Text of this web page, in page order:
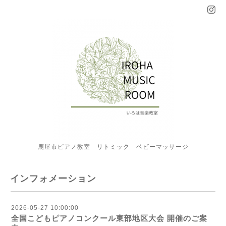
鹿屋市ピアノ教室 リトミック ベビーマッサージ
インフォメーション
2026-05-27 10:00:00
全国こどもピアノコンクール東部地区大会 開催のご案